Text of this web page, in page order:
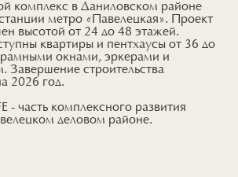
комплекс в Даниловском районе
метро «Павелецкая». Проект
высотой от 24 до 48 этажей.
квартиры и пентхаусы от 36 до
окнами, эркерами и
Завершение строительства
2026 год.
- часть комплексного развития
деловом районе.